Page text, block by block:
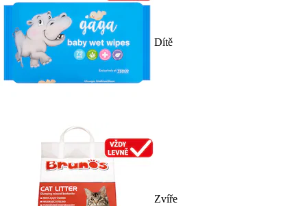
Dítě
Zvíře